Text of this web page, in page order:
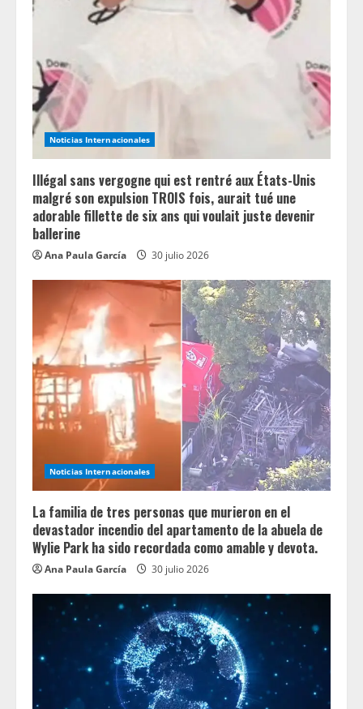
Noticias Internacionales
Illégal sans vergogne qui est rentré aux États-Unis
malgré son expulsion TROIS fois, aurait tué une
adorable fillette de six ans qui voulait juste devenir
ballerine
Ana Paula García 30 julio 2026
Noticias Internacionales
La familia de tres personas que murieron en el
devastador incendio del apartamento de la abuela de
Wylie Park ha sido recordada como amable y devota.
Ana Paula García 30 julio 2026